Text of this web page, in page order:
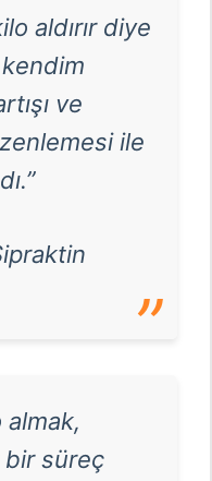
aldırır diye
ve
ile
almak,
bir süreç